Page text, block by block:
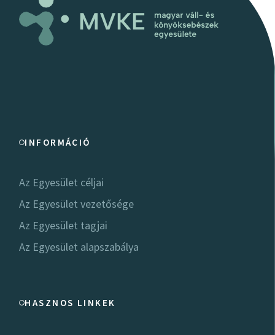
INFORMÁCIÓ
Az Egyesület céljai
Az Egyesület vezetősége
Az Egyesület tagjai
Az Egyesület alapszabálya
HASZNOS LINKEK